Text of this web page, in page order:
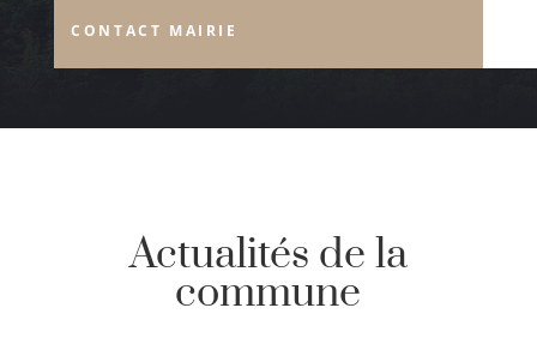
CONTACT MAIRIE
Actualités de la
commune